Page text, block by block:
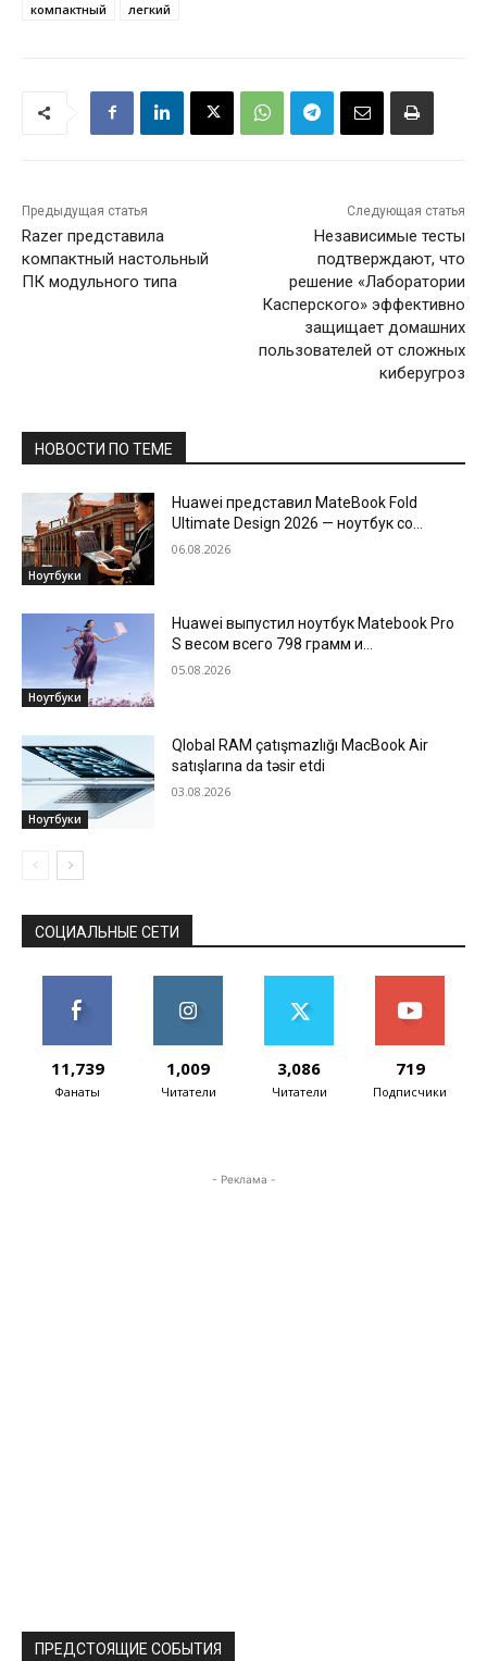
компактный легкий
Предыдущая статья
Razer представила
компактный настольный
ПК модульного типа
Следующая статья
Независимые тесты
подтверждают, что
решение «Лаборатории
Касперского» эффективно
защищает домашних
пользователей от сложных
киберугроз
НОВОСТИ ПО ТЕМЕ
Ноутбуки
Huawei представил MateBook Fold
Ultimate Design 2026 — ноутбук со
складным экраном
06.08.2026
Ноутбуки
Huawei выпустил ноутбук Matebook Pro
S весом всего 798 грамм и
автономностью до 18 часов
05.08.2026
Ноутбуки
Qlobal RAM çatışmazlığı MacBook Air
satışlarına da təsir etdi
03.08.2026
СОЦИАЛЬНЫЕ СЕТИ
11,739
Фанаты
1,009
Читатели
3,086
Читатели
719
Подписчики
- Реклама -
ПРЕДСТОЯЩИЕ СОБЫТИЯ